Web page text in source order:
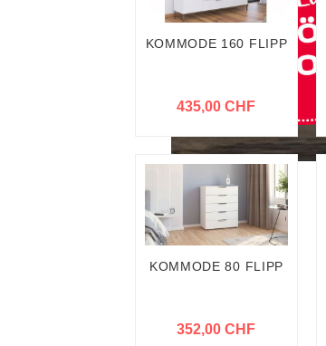
KOMMODE 160 FLIPP
435,00 CHF
KOMMODE 80 FLIPP
352,00 CHF